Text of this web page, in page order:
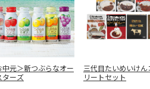
中元＞新つぶらなオー
ターズ
三代目たいめいけん
リートセット